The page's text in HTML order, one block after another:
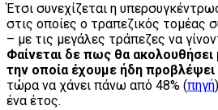
Έτσι συνεχίζεται η
στις οποίες ο τραπεζικός τομέας
– με τις μεγάλες τράπεζες να
Φαίνεται δε πως θα ακολουθήσει
την οποία έχουμε ήδη προβλέψει
τώρα να χάνει πάνω από 48% (πηγή
ένα έτος.